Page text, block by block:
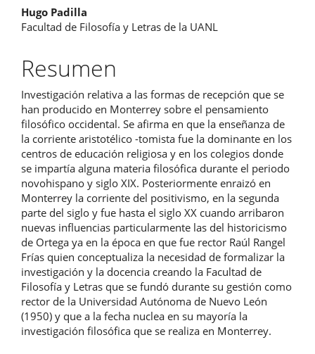
Contenido
principal
del
artículo
Hugo Padilla
Facultad de Filosofía y Letras de la UANL
Resumen
Investigación relativa a las formas de recepción que se
han producido en Monterrey sobre el pensamiento
filosófico occidental. Se afirma en que la enseñanza de
la corriente aristotélico -tomista fue la dominante en los
centros de educación religiosa y en los colegios donde
se impartía alguna materia filosófica durante el periodo
novohispano y siglo XIX. Posteriormente enraizó en
Monterrey la corriente del positivismo, en la segunda
parte del siglo y fue hasta el siglo XX cuando arribaron
nuevas influencias particularmente las del historicismo
de Ortega ya en la época en que fue rector Raúl Rangel
Frías quien conceptualiza la necesidad de formalizar la
investigación y la docencia creando la Facultad de
Filosofía y Letras que se fundó durante su gestión como
rector de la Universidad Autónoma de Nuevo León
(1950) y que a la fecha nuclea en su mayoría la
investigación filosófica que se realiza en Monterrey.